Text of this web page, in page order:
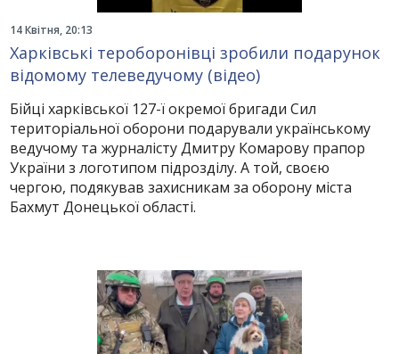
14 Квітня, 20:13
Харківські тероборонівці зробили подарунок
відомому телеведучому (відео)
Бійці харківської 127-ї окремої бригади Сил
територіальної оборони подарували українському
ведучому та журналісту Дмитру Комарову прапор
України з логотипом підрозділу. А той, своєю
чергою, подякував захисникам за оборону міста
Бахмут Донецької області.